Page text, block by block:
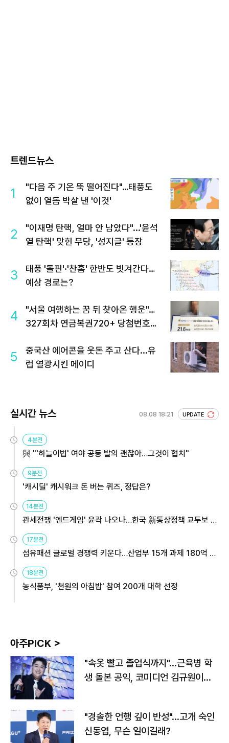
트렌드뉴스
1
"다음 주 기온 뚝 떨어진다"…태풍도
없이 열돔 박살 낸 '이것'
2
"이재명 탄핵, 얼마 안 남았다"...'윤석
열 탄핵' 맞힌 무당, '성지글' 등장
3
태풍 '돌핀'·'찬홈' 한반도 빗겨간다…
예상 경로는?
4
"서울 여행하는 꿈 뒤 찾아온 행운"…
327회차 연금복권720+ 당첨번호조
5
중국산 에어콘을 웃돈 주고 산다...유
럽 열광시킨 메이디
실시간 뉴스 08.08 18:21 UPDATE
4분전
與 "'하늘이법' 여야 공동 발의 괜찮아…그것이 협치"
9분전
'캐시딜' 캐시워크 돈 버는 퀴즈, 정답은?
14분전
관세전쟁 '엔드게임' 윤곽 나오나…한국 新통상정책 교두보 활
17분전
섬유패션 글로벌 경쟁력 키운다…산업부 15개 과제 180억 지
18분전
농식품부, '천원의 아침밥' 참여 200개 대학 선정
아주PICK >
"속옷 빨고 졸업식까지"…근육병 학
생 돌본 공익, 코미디언 김규원이었
"경솔한 언행 깊이 반성"…고개 숙인
신동엽, 무슨 일이길래?